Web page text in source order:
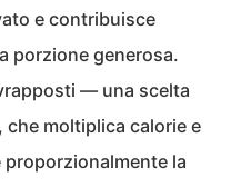
e contribuisce
porzione generosa.
— una scelta
che moltiplica calorie e
la